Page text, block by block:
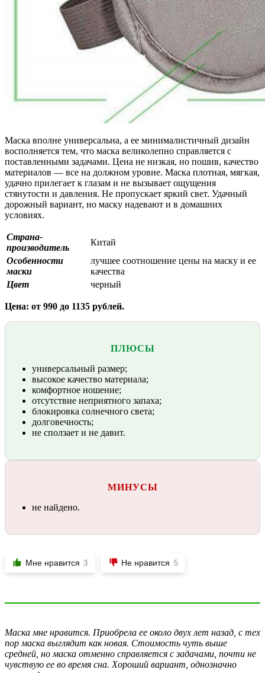
Маска вполне универсальна, а ее минималистичный дизайн
восполняется тем, что маска великолепно справляется с
поставленными задачами. Цена не низкая, но пошив, качество
материалов — все на должном уровне. Маска плотная, мягкая,
удачно прилегает к глазам и не вызывает ощущения
стянутости и давления. Не пропускает яркий свет. Удачный
дорожный вариант, но маску надевают и в домашних
условиях.
Страна-
производитель
Китай
Особенности
маски
лучшее соотношение цены на маску и ее
качества
Цвет
черный
Цена: от 990 до 1135 рублей.
ПЛЮСЫ
универсальный размер;
высокое качество материала;
комфортное ношение;
отсутствие неприятного запаха;
блокировка солнечного света;
долговечность;
не сползает и не давит.
МИНУСЫ
не найдено.
Мне нравится 3 Не нравится 5
Маска мне нравится. Приобрела ее около двух лет назад, с тех
пор маска выглядит как новая. Стоимость чуть выше
средней, но маска отменно справляется с задачами, почти не
чувствую ее во время сна. Хороший вариант, однозначно